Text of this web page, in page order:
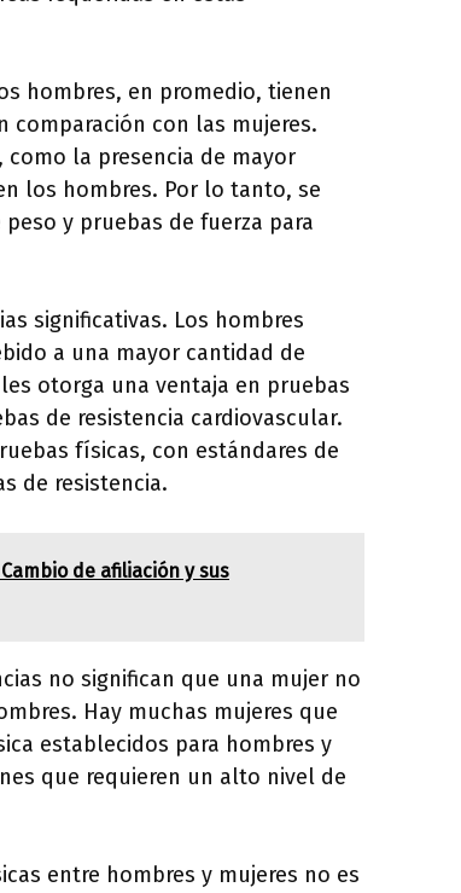
hombres, en promedio, tienen
comparación con las mujeres.
la presencia de mayor
los hombres. Por lo tanto, se
y pruebas de fuerza para
significativas. Los hombres
a una mayor cantidad de
otorga una ventaja en pruebas
de resistencia cardiovascular.
físicas, con estándares de
de resistencia.
de afiliación y sus
no significan que una mujer no
Hay muchas mujeres que
establecidos para hombres y
que requieren un alto nivel de
entre hombres y mujeres no es